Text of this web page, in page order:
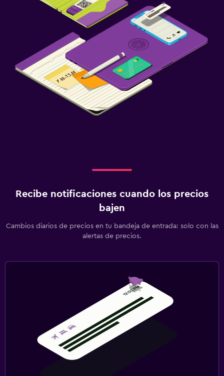
Recibe notificaciones cuando los precios
bajen
Cambios diarios de precios en tu bandeja de entrada: solo con las
alertas de precios.